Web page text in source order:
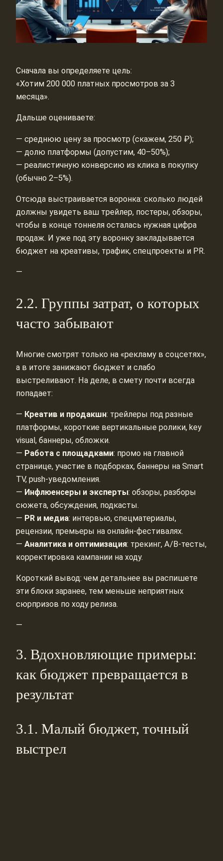
Сначала вы определяете цель:
«Хотим 200 000 платных просмотров за 3
месяца».
Дальше оцениваете:
— среднюю цену за просмотр (скажем, 250 ₽);
— долю платформы (допустим, 40–50%);
— реалистичную конверсию из клика в покупку
(обычно 2–5%).
Отсюда выстраивается воронка: сколько людей
должны увидеть ваш трейлер, постеры, обзоры,
чтобы в конце тоннеля осталась нужная цифра
продаж. И уже под эту воронку закладывается
бюджет на креативы, трафик, спецпроекты и PR.
—
2.2. Группы затрат, о которых
часто забывают
Многие смотрят только на «рекламу в соцсетях»,
а в итоге занижают бюджет и слабо
выстреливают. На деле, в смету почти всегда
попадает:
— Креатив и продакшн: трейлеры под разные
платформы, короткие вертикальные ролики, key
visual, баннеры, обложки.
— Работа с площадками: промо на главной
странице, участие в подборках, баннеры на Smart
TV, push‑уведомления.
— Инфлюенсеры и эксперты: обзоры, разборы
сюжета, обсуждения, подкасты.
— PR и медиа: интервью, спецматериалы,
рецензии, премьеры на онлайн‑фестивалях.
— Аналитика и оптимизация: трекинг, A/B‑тесты,
корректировка кампании на ходу.
Короткий вывод: чем детальнее вы распишете
эти блоки заранее, тем меньше неприятных
сюрпризов по ходу релиза.
—
3. Вдохновляющие примеры:
как бюджет превращается в
результат
3.1. Малый бюджет, точный
выстрел